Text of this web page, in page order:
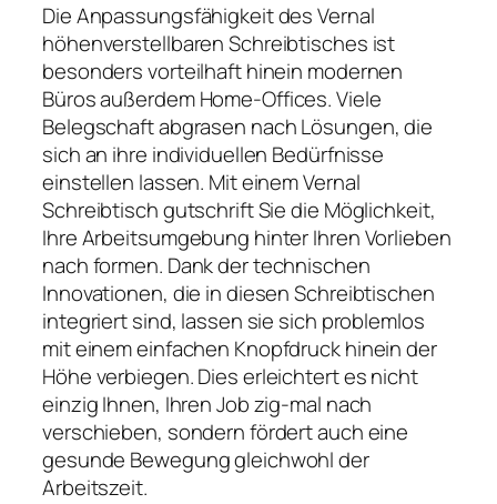
Die Anpassungsfähigkeit des Vernal
höhenverstellbaren Schreibtisches ist
besonders vorteilhaft hinein modernen
Büros außerdem Home-Offices. Viele
Belegschaft abgrasen nach Lösungen, die
sich an ihre individuellen Bedürfnisse
einstellen lassen. Mit einem Vernal
Schreibtisch gutschrift Sie die Möglichkeit,
Ihre Arbeitsumgebung hinter Ihren Vorlieben
nach formen. Dank der technischen
Innovationen, die in diesen Schreibtischen
integriert sind, lassen sie sich problemlos
mit einem einfachen Knopfdruck hinein der
Höhe verbiegen. Dies erleichtert es nicht
einzig Ihnen, Ihren Job zig-mal nach
verschieben, sondern fördert auch eine
gesunde Bewegung gleichwohl der
Arbeitszeit.